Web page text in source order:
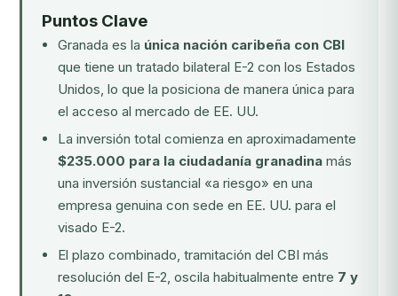
Puntos Clave
Granada es la única nación caribeña con CBI
que tiene un tratado bilateral E-2 con los Estados
Unidos, lo que la posiciona de manera única para
el acceso al mercado de EE. UU.
La inversión total comienza en aproximadamente
$235.000 para la ciudadanía granadina más
una inversión sustancial «a riesgo» en una
empresa genuina con sede en EE. UU. para el
visado E-2.
El plazo combinado, tramitación del CBI más
resolución del E-2, oscila habitualmente entre 7 y